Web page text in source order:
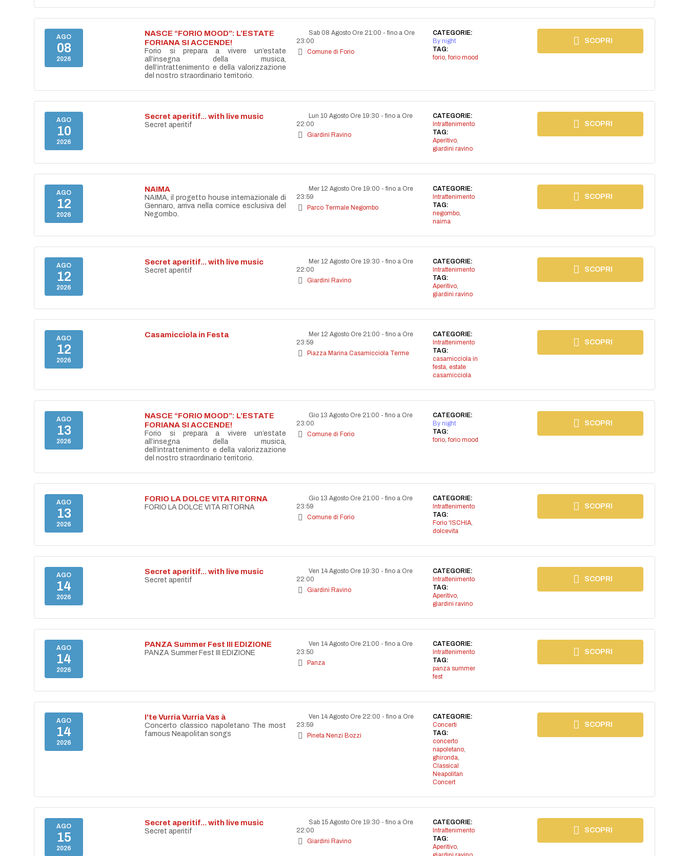
AGO
08
2026
NASCE “FORIO MOOD”: L’ESTATE
FORIANA SI ACCENDE!
Forio si prepara a vivere un’estate
all’insegna della musica,
dell’intrattenimento e della valorizzazione
del nostro straordinario territorio.
Sab 08 Agosto Ore 21:00 - fino a Ore
23:00
Comune di Forio
CATEGORIE:
By night
TAG:
forio, forio mood
SCOPRI
AGO
10
2026
Secret aperitif... with live music
Secret aperitif
Lun 10 Agosto Ore 19:30 - fino a Ore
22:00
Giardini Ravino
CATEGORIE:
Intrattenimento
TAG:
Aperitivo,
giardini ravino
SCOPRI
AGO
12
2026
NAIMA
NAIMA, il progetto house internazionale di
Gennaro, arriva nella cornice esclusiva del
Negombo.
Mer 12 Agosto Ore 19:00 - fino a Ore
23:59
Parco Termale Negombo
CATEGORIE:
Intrattenimento
TAG:
negombo,
naima
SCOPRI
AGO
12
2026
Secret aperitif... with live music
Secret aperitif
Mer 12 Agosto Ore 19:30 - fino a Ore
22:00
Giardini Ravino
CATEGORIE:
Intrattenimento
TAG:
Aperitivo,
giardini ravino
SCOPRI
AGO
12
2026
Casamicciola in Festa Mer 12 Agosto Ore 21:00 - fino a Ore
23:59
Piazza Marina Casamicciola Terme
CATEGORIE:
Intrattenimento
TAG:
casamicciola in
festa, estate
casamicciola
SCOPRI
AGO
13
2026
NASCE “FORIO MOOD”: L’ESTATE
FORIANA SI ACCENDE!
Forio si prepara a vivere un’estate
all’insegna della musica,
dell’intrattenimento e della valorizzazione
del nostro straordinario territorio.
Gio 13 Agosto Ore 21:00 - fino a Ore
23:00
Comune di Forio
CATEGORIE:
By night
TAG:
forio, forio mood
SCOPRI
AGO
13
2026
FORIO LA DOLCE VITA RITORNA
FORIO LA DOLCE VITA RITORNA
Gio 13 Agosto Ore 21:00 - fino a Ore
23:59
Comune di Forio
CATEGORIE:
Intrattenimento
TAG:
Forio 'ISCHIA,
dolcevita
SCOPRI
AGO
14
2026
Secret aperitif... with live music
Secret aperitif
Ven 14 Agosto Ore 19:30 - fino a Ore
22:00
Giardini Ravino
CATEGORIE:
Intrattenimento
TAG:
Aperitivo,
giardini ravino
SCOPRI
AGO
14
2026
PANZA Summer Fest III EDIZIONE
PANZA Summer Fest III EDIZIONE
Ven 14 Agosto Ore 21:00 - fino a Ore
23:50
Panza
CATEGORIE:
Intrattenimento
TAG:
panza summer
fest
SCOPRI
AGO
14
2026
I'te Vurria Vurria Vas à
Concerto classico napoletano The most
famous Neapolitan songs
Ven 14 Agosto Ore 22:00 - fino a Ore
23:59
Pineta Nenzi Bozzi
CATEGORIE:
Concerti
TAG:
concerto
napoletano,
ghironda,
Classical
Neapolitan
Concert
SCOPRI
AGO
15
2026
Secret aperitif... with live music
Secret aperitif
Sab 15 Agosto Ore 19:30 - fino a Ore
22:00
Giardini Ravino
CATEGORIE:
Intrattenimento
TAG:
Aperitivo,
SCOPRI